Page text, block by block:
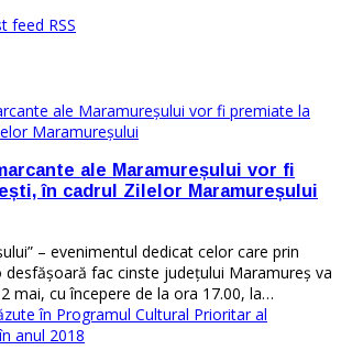
feed RSS
ale Maramureșului vor fi
în cadrul Zilelor Maramureșului
– evenimentul dedicat celor care prin
fac cinste județului Maramureș va
mai, cu începere de la ora 17.00, la…